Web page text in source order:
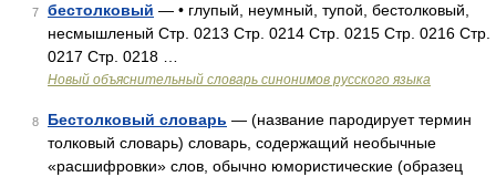
7 бестолковый — • глупый, неумный, тупой, бестолковый,
несмышленый Стр. 0213 Стр. 0214 Стр. 0215 Стр. 0216 Стр.
0217 Стр. 0218 …
Новый объяснительный словарь синонимов русского языка
8 Бестолковый словарь — (название пародирует термин
толковый словарь) словарь, содержащий необычные
«расшифровки» слов, обычно юмористические (образец